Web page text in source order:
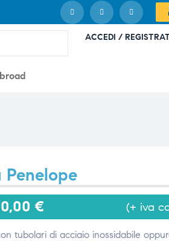
ACCEDI /
€ (+ iva
tubolari di acciaio inossidabile